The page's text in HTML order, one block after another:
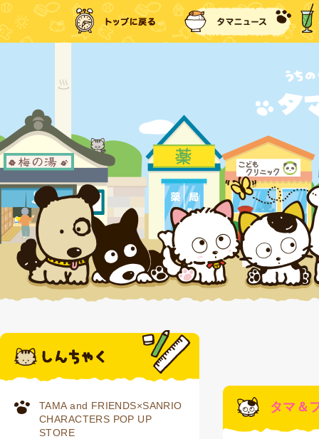
トップに戻る タ
TAMA and FRIENDS×SANRIO
CHARACTERS POP UP
STORE
タマ＆